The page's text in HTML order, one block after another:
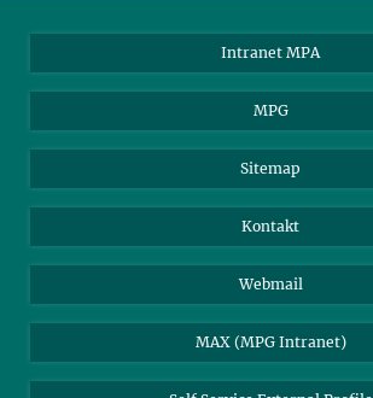
85748 Garching, Germany
Intranet MPA
MPG
Sitemap
Kontakt
Webmail
MAX (MPG Intranet)